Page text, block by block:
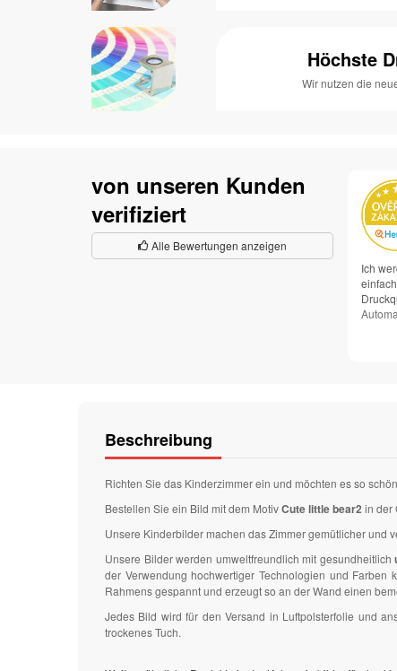
Höchste
Wir nutzen die
von unseren Kunden
verifiziert
Alle Bewertungen anzeigen
Ich
Beschreibung
Richten Sie das Kinderzimmer ein und möchten es so
Bestellen Sie ein Bild mit dem MotivCute little bear2 in der
Unsere Kinderbilder machen das Zimmer gemütlicher und
Unsere Bilder werden umweltfreundlich mit gesundheitlich
der Verwendung hochwertiger Technologien und
Rahmens gespannt und erzeugt so an der Wand einen
Jedes Bild wird für den Versand in Luftpolsterfolie und
trockenes Tuch.